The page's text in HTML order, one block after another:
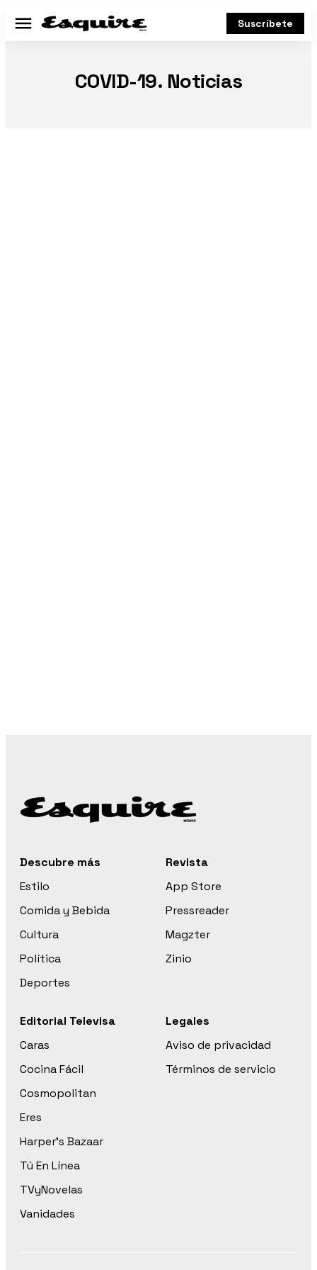
Menú Suscríbete
COVID-19. Noticias
Descubre más
Estilo
Comida y Bebida
Cultura
Política
Deportes
Revista
App Store
Pressreader
Magzter
Zinio
Editorial Televisa
Caras
Cocina Fácil
Cosmopolitan
Eres
Harper’s Bazaar
Tú En Línea
TVyNovelas
Vanidades
Legales
Aviso de privacidad
Términos de servicio